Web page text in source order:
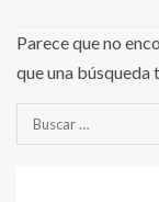
Parece que no
que una búsqueda